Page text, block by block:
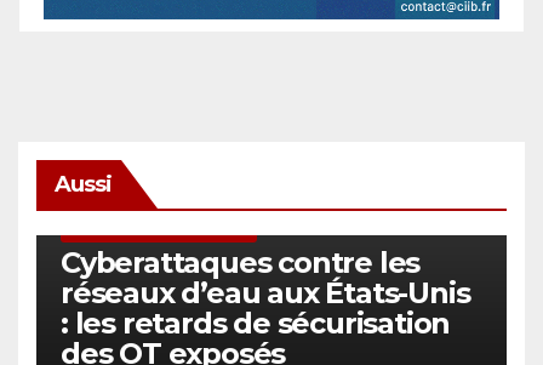
Aussi
Cyberattaques contre les
réseaux d’eau aux États-Unis
: les retards de sécurisation
des OT exposés